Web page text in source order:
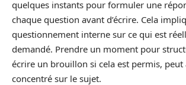
quelques instants pour formuler une
chaque question avant d’écrire. Cela
questionnement interne sur ce qui est
demandé. Prendre un moment pour
écrire un brouillon si cela est permis, peut
concentré sur le sujet.